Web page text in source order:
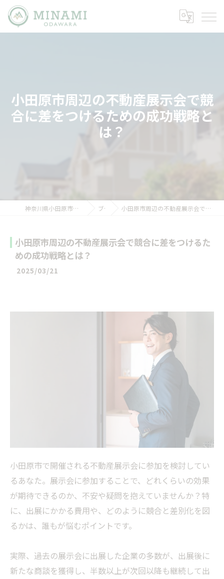
小田原市周辺の不動産展示会で競
合に差をつけるための成功戦略と
は？
神奈川県小田原市の不動産ならミナミノイエ ブログ 小田原市周辺の不動産展示会で競合に差をつけるための成功戦略とは？
小田原市周辺の不動産展示会で競合に差をつけるた
めの成功戦略とは？
2025/03/21
小田原市で開催される不動産展示会に参加を検討してい
るあなた。展示会に参加することで、どれくらいの効果
が期待できるのか、不安や疑問を抱えていませんか？特
に、出展にかかる費用や、どのように競合と差別化を図
るかは、誰もが悩むポイントです。
実際、過去の展示会に出展した企業の多数が、出展後に
新たな商談を獲得し、半数以上が次回以降も継続して出